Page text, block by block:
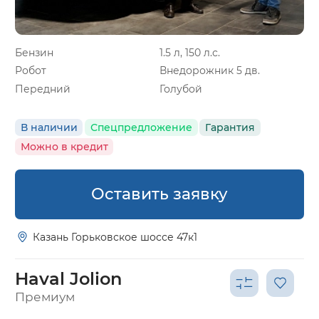
Бензин
1.5 л, 150 л.с.
Робот
Внедорожник 5 дв.
Передний
Голубой
В наличии Спецпредложение
Гарантия
Можно в кредит
Оставить заявку
Казань Горьковское шоссе 47к1
Haval Jolion
Премиум